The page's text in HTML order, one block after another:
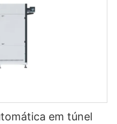
em túnel